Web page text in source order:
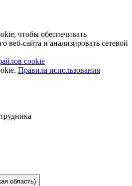
чтобы обеспечивать
веб-сайта и анализировать сетевой
cookie
Правила использования
область)